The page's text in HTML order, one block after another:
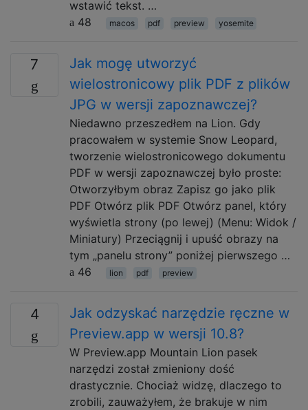
wstawić tekst. …
48
macos pdf preview yosemite
7
Jak mogę utworzyć
wielostronicowy plik PDF z plików
JPG w wersji zapoznawczej?
Niedawno przeszedłem na Lion. Gdy
pracowałem w systemie Snow Leopard,
tworzenie wielostronicowego dokumentu
PDF w wersji zapoznawczej było proste:
Otworzyłbym obraz Zapisz go jako plik
PDF Otwórz plik PDF Otwórz panel, który
wyświetla strony (po lewej) (Menu: Widok /
Miniatury) Przeciągnij i upuść obrazy na
tym „panelu strony” poniżej pierwszego …
46
lion pdf preview
4
Jak odzyskać narzędzie ręczne w
Preview.app w wersji 10.8?
W Preview.app Mountain Lion pasek
narzędzi został zmieniony dość
drastycznie. Chociaż widzę, dlaczego to
zrobili, zauważyłem, że brakuje w nim